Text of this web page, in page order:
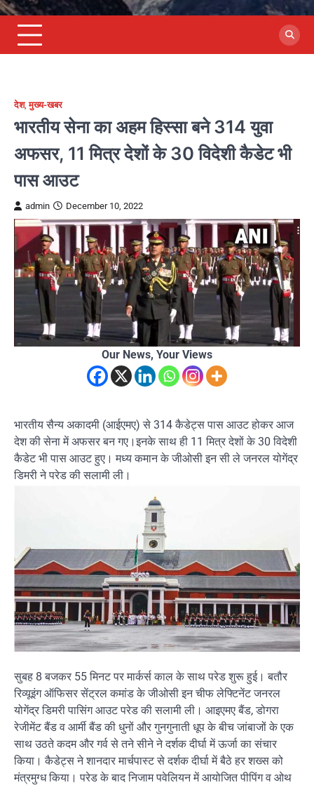
देश,मुख्य-खबर
भारतीय सेना का अहम हिस्सा बने 314 युवा
अफसर, 11 मित्र देशों के 30 विदेशी कैडेट भी
पास आउट
admin December 10, 2022
Our News, Your Views
भारतीय सैन्य अकादमी (आईएमए) से 314 कैडेट्स पास आउट होकर आज
देश की सेना में अफसर बन गए।इनके साथ ही 11 मित्र देशों के 30 विदेशी
कैडेट भी पास आउट हुए। मध्य कमान के जीओसी इन सी ले जनरल योगेंद्र
डिमरी ने परेड की सलामी ली।
सुबह 8 बजकर 55 मिनट पर मार्कर्स काल के साथ परेड शुरू हुई। बतौर
रिव्यूइंग ऑफिसर सेंट्रल कमांड के जीओसी इन चीफ लेफ्टिनेंट जनरल
योगेंद्र डिमरी पासिंग आउट परेड की सलामी ली। आइएमए बैंड, डोगरा
रेजीमेंट बैंड व आर्मी बैंड की धुनों और गुनगुनाती धूप के बीच जांबाजों के एक
साथ उठते कदम और गर्व से तने सीने ने दर्शक दीर्घा में ऊर्जा का संचार
किया। कैडेट्स ने शानदार मार्चपास्ट से दर्शक दीर्घा में बैठे हर शख्स को
मंत्रमुग्ध किया। परेड के बाद निजाम पवेलियन में आयोजित पीपिंग व ओथ